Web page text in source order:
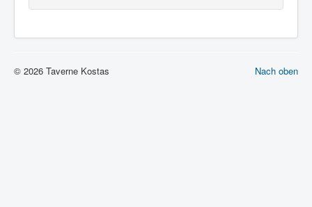
Nach oben
© 2026 Taverne Kostas